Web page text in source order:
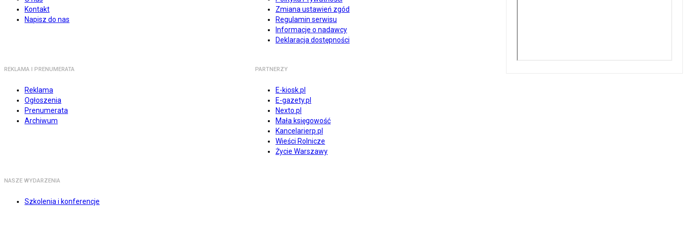
Kontakt
Napisz do nas
Zmiana ustawień zgód
Regulamin serwisu
Informacje o nadawcy
Deklaracja dostępności
REKLAMA I PRENUMERATA
Reklama
Ogłoszenia
Prenumerata
Archiwum
PARTNERZY
E-kiosk.pl
E-gazety.pl
Nexto.pl
Mała księgowość
Kancelarierp.pl
Wieści Rolnicze
Życie Warszawy
NASZE WYDARZENIA
Szkolenia i konferencje